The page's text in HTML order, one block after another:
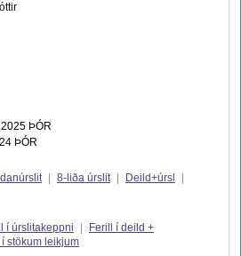
ÞÓR
ÞÓR
8-liða úrslit Deild+úrsl
í úrslitakeppni
Ferill í deild +
stökum leikjum